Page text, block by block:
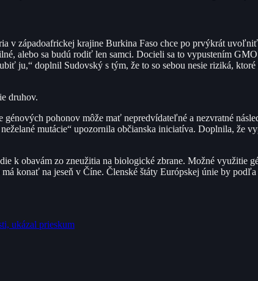
v západoafrickej krajine Burkina Faso chce po prvýkrát
alebo sa budú rodiť len samci. Docieli sa to vypustením
ju,“ doplnil Sudovský s tým, že to so sebou nesie riziká,
druhov.
pohonov môže mať nepredvídateľné a nezvratné
mutácie“ upozornila občianska iniciatíva. Doplnila, že
k obavám zo zneužitia na biologické zbrane. Možné využitie
konať na jeseň v Číne. Členské štáty Európskej únie by
ukázal prieskum